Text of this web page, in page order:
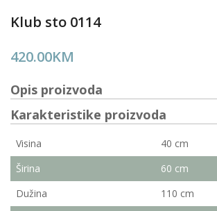
Klub sto 0114
420.00KM
Opis proizvoda
Karakteristike proizvoda
Visina
40 cm
Širina
60 cm
Dužina
110 cm